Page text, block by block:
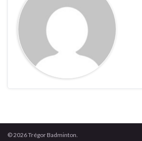
© 2026 Trégor Badminton.